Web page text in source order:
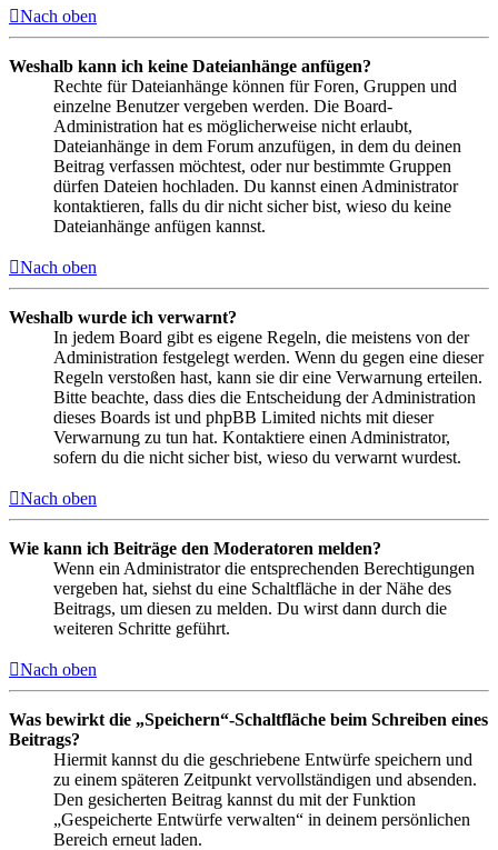
Nach oben
Weshalb kann ich keine Dateianhänge anfügen?
Rechte für Dateianhänge können für Foren, Gruppen und
einzelne Benutzer vergeben werden. Die Board-
Administration hat es möglicherweise nicht erlaubt,
Dateianhänge in dem Forum anzufügen, in dem du deinen
Beitrag verfassen möchtest, oder nur bestimmte Gruppen
dürfen Dateien hochladen. Du kannst einen Administrator
kontaktieren, falls du dir nicht sicher bist, wieso du keine
Dateianhänge anfügen kannst.
Nach oben
Weshalb wurde ich verwarnt?
In jedem Board gibt es eigene Regeln, die meistens von der
Administration festgelegt werden. Wenn du gegen eine dieser
Regeln verstoßen hast, kann sie dir eine Verwarnung erteilen.
Bitte beachte, dass dies die Entscheidung der Administration
dieses Boards ist und phpBB Limited nichts mit dieser
Verwarnung zu tun hat. Kontaktiere einen Administrator,
sofern du die nicht sicher bist, wieso du verwarnt wurdest.
Nach oben
Wie kann ich Beiträge den Moderatoren melden?
Wenn ein Administrator die entsprechenden Berechtigungen
vergeben hat, siehst du eine Schaltfläche in der Nähe des
Beitrags, um diesen zu melden. Du wirst dann durch die
weiteren Schritte geführt.
Nach oben
Was bewirkt die „Speichern“-Schaltfläche beim Schreiben eines
Beitrags?
Hiermit kannst du die geschriebene Entwürfe speichern und
zu einem späteren Zeitpunkt vervollständigen und absenden.
Den gesicherten Beitrag kannst du mit der Funktion
„Gespeicherte Entwürfe verwalten“ in deinem persönlichen
Bereich erneut laden.